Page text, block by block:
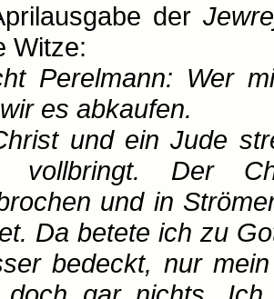
der
Witze:
Perelmann: Wer
es abkaufen.
und ein Jude
vollbringt. Der
und in
Da betete ich zu
bedeckt, nur